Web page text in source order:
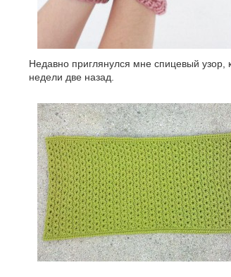
Недавно приглянулся мне спицевый
недели две назад.